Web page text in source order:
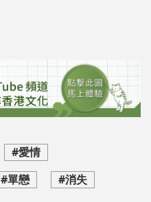
#愛情
#單戀 #消失